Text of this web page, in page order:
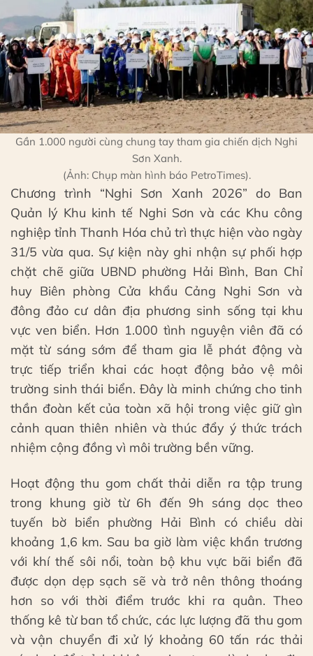
Gần 1.000 người cùng chung tay tham gia chiến dịch Nghi
Sơn Xanh.
(Ảnh: Chụp màn hình báo PetroTimes).
Chương trình “Nghi Sơn Xanh 2026” do Ban
Quản lý Khu kinh tế Nghi Sơn và các Khu công
nghiệp tỉnh Thanh Hóa chủ trì thực hiện vào ngày
31/5 vừa qua. Sự kiện này ghi nhận sự phối hợp
chặt chẽ giữa UBND phường Hải Bình, Ban Chỉ
huy Biên phòng Cửa khẩu Cảng Nghi Sơn và
đông đảo cư dân địa phương sinh sống tại khu
vực ven biển. Hơn 1.000 tình nguyện viên đã có
mặt từ sáng sớm để tham gia lễ phát động và
trực tiếp triển khai các hoạt động bảo vệ môi
trường sinh thái biển. Đây là minh chứng cho tinh
thần đoàn kết của toàn xã hội trong việc giữ gìn
cảnh quan thiên nhiên và thúc đẩy ý thức trách
nhiệm cộng đồng vì môi trường bền vững.
Hoạt động thu gom chất thải diễn ra tập trung
trong khung giờ từ 6h đến 9h sáng dọc theo
tuyến bờ biển phường Hải Bình có chiều dài
khoảng 1,6 km. Sau ba giờ làm việc khẩn trương
với khí thế sôi nổi, toàn bộ khu vực bãi biển đã
được dọn dẹp sạch sẽ và trở nên thông thoáng
hơn so với thời điểm trước khi ra quân. Theo
thống kê từ ban tổ chức, các lực lượng đã thu gom
và vận chuyển đi xử lý khoảng 60 tấn rác thải